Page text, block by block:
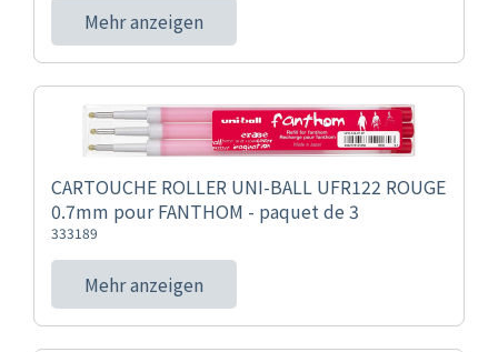
Mehr anzeigen
CARTOUCHE ROLLER UNI-BALL UFR122 ROUGE
0.7mm pour FANTHOM - paquet de 3
333189
Mehr anzeigen